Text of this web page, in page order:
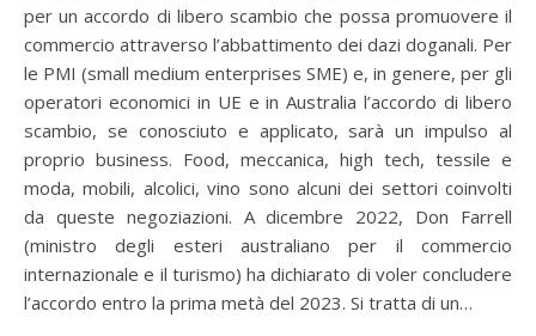
per un accordo di libero scambio che possa promuovere il
commercio attraverso l’abbattimento dei dazi doganali. Per
le PMI (small medium enterprises SME) e, in genere, per gli
operatori economici in UE e in Australia l’accordo di libero
scambio, se conosciuto e applicato, sarà un impulso al
proprio business. Food, meccanica, high tech, tessile e
moda, mobili, alcolici, vino sono alcuni dei settori coinvolti
da queste negoziazioni. A dicembre 2022, Don Farrell
(ministro degli esteri australiano per il commercio
internazionale e il turismo) ha dichiarato di voler concludere
l’accordo entro la prima metà del 2023. Si tratta di un…